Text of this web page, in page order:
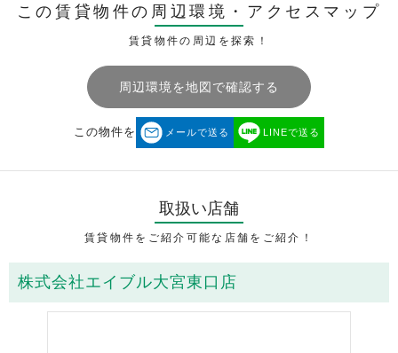
この賃貸物件の周辺環境・ アクセスマップ
賃貸物件の周辺を探索！
周辺環境を地図で確認する
この物件を メールで送る LINEで送る
取扱い店舗
賃貸物件をご紹介可能な店舗をご紹介！
株式会社エイブル大宮東口店